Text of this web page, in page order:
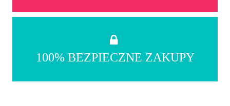
100% BEZPIECZNE ZAKUPY